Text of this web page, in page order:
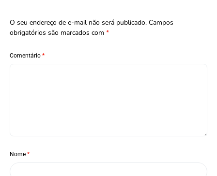
O seu endereço de e-mail não será publicado. Campos
obrigatórios são marcados com *
Comentário *
Nome *